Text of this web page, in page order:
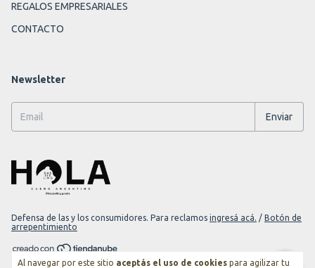
Al navegar por este sitio aceptás el uso de cookies para agilizar tu
REGALOS EMPRESARIALES
CONTACTO
Newsletter
Defensa de las y los consumidores. Para reclamos ingresá acá. / Botón de
arrepentimiento
Copyright Darjeeling Goods - 2026. Todos los derechos reservados.